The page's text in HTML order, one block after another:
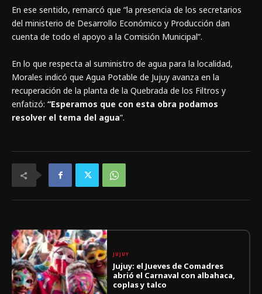
En ese sentido, remarcó que “la presencia de los secretarios
del ministerio de Desarrollo Económico y Producción dan
cuenta de todo el apoyo a la Comisión Municipal”.
En lo que respecta al suministro de agua para la localidad,
Morales indicó que Agua Potable de Jujuy avanza en la
recuperación de la planta de la Quebrada de los Filtros y
enfatizó: “Esperamos que con esta obra podamos
resolver el tema del agua”.
JUJUY
Jujuy: el Jueves de Comadres
abrió el Carnaval con albahaca,
coplas y talco